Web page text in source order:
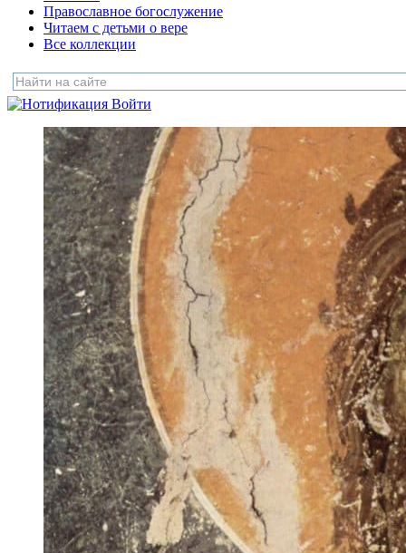
Православное богослужение
Читаем с детьми о вере
Все коллекции
Войти